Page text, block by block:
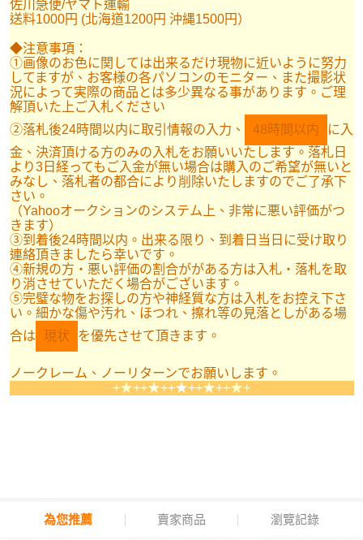
佐川急便/ヤマト運輸
送料1000円 (北海道1200円 沖縄1500円）
◆注意事項：
①画像のお色に関しては出来るだけ現物に近いように努力
してますが、お客様の各パソコンのモニター、また撮影状
況によって実際の商品とは多少異なる事があります。ご理
解頂いた上ご入札ください
②落札後24時間以内に取引情報の入力、
48時間以内
に入
金、決済頂ける方のみの入札をお願いいたします。落札日
より3日経ってもご入金が無い場合は購入のご希望が無いと
みなし、落札者の都合により削除いたしますのでご了承下
さい。
（Yahooオークションのシステム上、非常に悪い評価がつ
きます）
③到着後24時間以内。出来る限り、到着日当日に受け取り
連絡頂きましたら幸いです。
④新規の方・悪い評価の割合ががある方は入札・落札を取
り消させていただく場合がございます。
⑤完璧な物をお探しの方や神経質な方は入札をお控え下さ
い。細かな傷や汚れ、ほつれ、擦れ等の見落としがある場
合は
現状 を優先させて頂きます。
ノークレーム、ノーリターンでお願いします。
+★++★++★++★++★+
為您推薦 賣家商品 瀏覽記錄